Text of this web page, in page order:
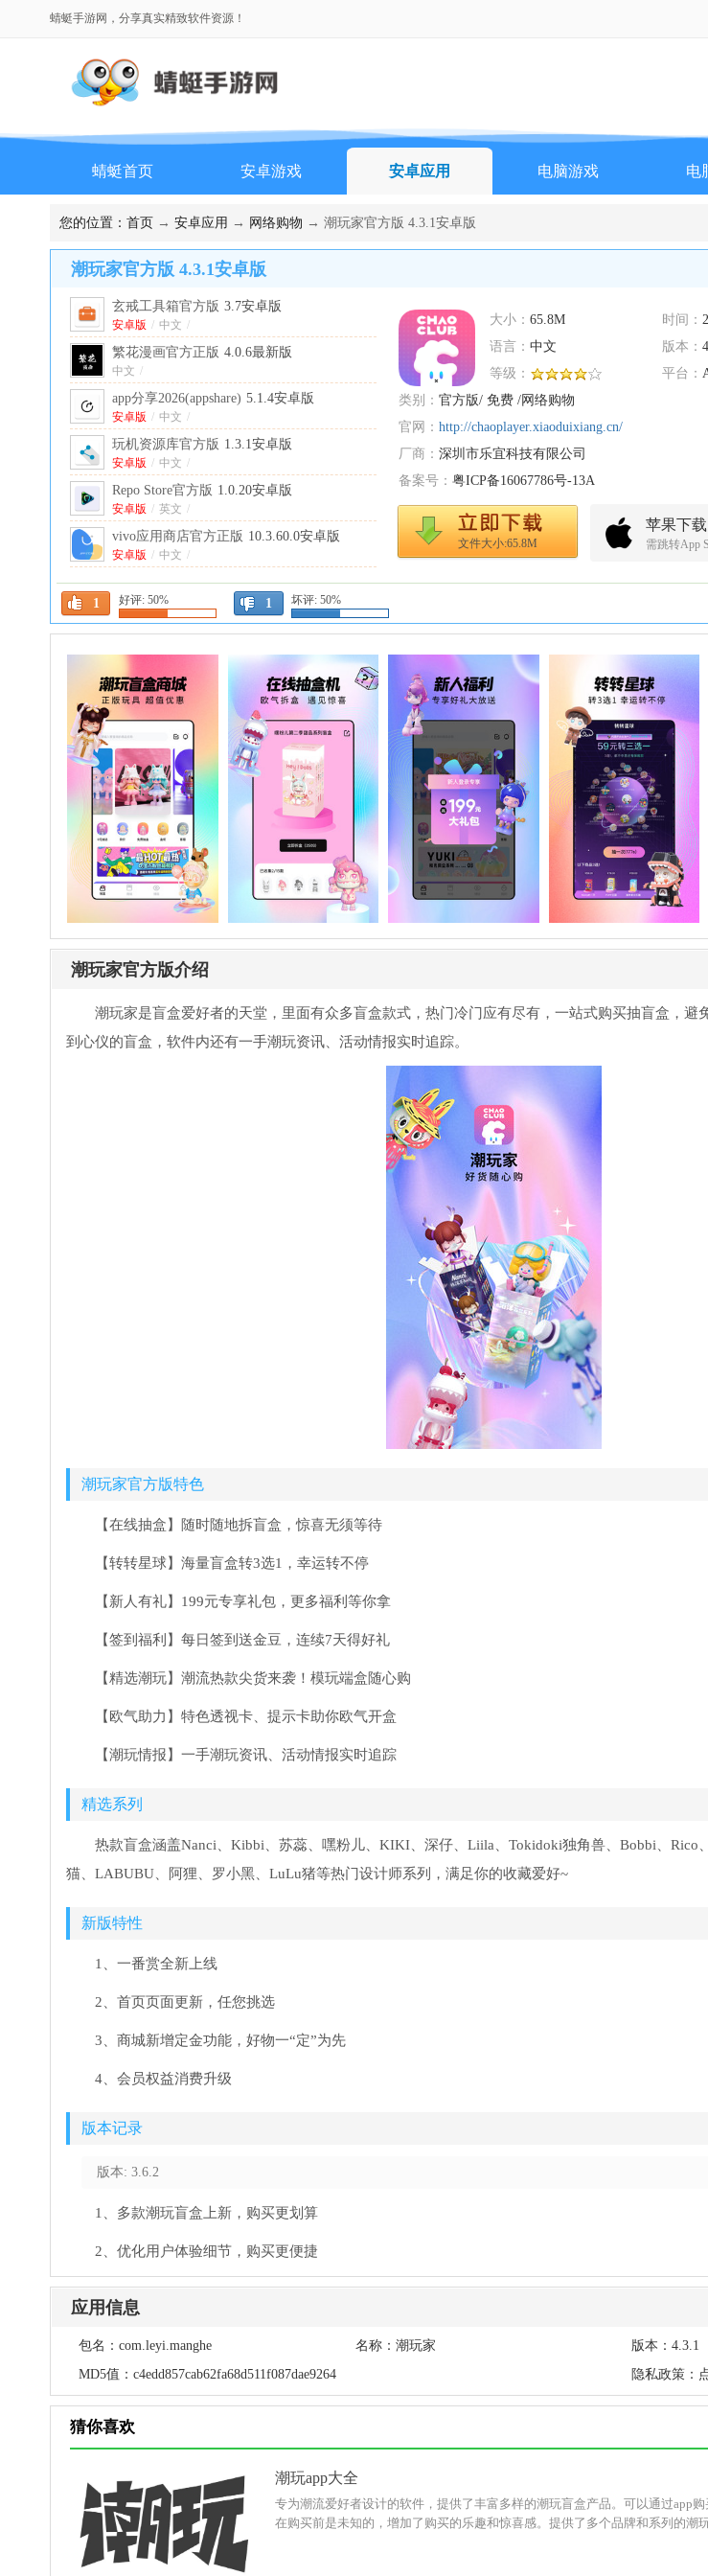
蜻蜓手游网，分享真实精致软件资源！
蜻蜓首页 安卓游戏 安卓应用 电脑游戏 电
排行榜
您的位置： 首页 → 安卓应用 → 网络购物 → 潮玩家官方版 4.3.1安卓版
潮玩家官方版 4.3.1安卓版
大小： 65.8M 时间：
语言： 中文 版本：
等级：
平台：
类别： 官方版/ 免费 /网络购物
官网： http://chaoplayer.xiaoduixiang.cn/
厂商： 深圳市乐宜科技有限公司
备案号： 粤ICP备16067786号-13A
文件大小:65.8M
苹果下载
需跳转App
1 好评: 50% 1 坏评: 50%
玄戒工具箱官方版 3.7安卓版
安卓版 / 中文 /
繁花漫画官方正版 4.0.6最新版
中文 /
app分享2026(appshare) 5.1.4安卓版
安卓版 / 中文 /
玩机资源库官方版 1.3.1安卓版
安卓版 / 中文 /
Repo Store官方版 1.0.20安卓版
安卓版 / 英文 /
vivo应用商店官方正版 10.3.60.0安卓版
安卓版 / 中文 /
二三三乐园游戏盒 4.86.0.0-4858767最新版
本
中文 /
湖南省干部教育培训网络学院官方版
ourplay原谷歌空间安卓免费 8.6.3最新版
中文 /
ourplay手游加速器官方版 8.6.3最新版
中文
潮玩家官方版介绍
潮玩家是盲盒爱好者的天堂，里面有众多盲盒款式，热门冷门应有尽有，一站式购买抽盲盒，避
到心仪的盲盒，软件内还有一手潮玩资讯、活动情报实时追踪。
潮玩家官方版特色
【在线抽盒】随时随地拆盲盒，惊喜无须等待
【转转星球】海量盲盒转3选1，幸运转不停
【新人有礼】199元专享礼包，更多福利等你拿
【签到福利】每日签到送金豆，连续7天得好礼
【精选潮玩】潮流热款尖货来袭！模玩端盒随心购
【欧气助力】特色透视卡、提示卡助你欧气开盒
【潮玩情报】一手潮玩资讯、活动情报实时追踪
精选系列
热款盲盒涵盖Nanci、Kibbi、苏蕊、嘿粉儿、KIKI、深仔、Liila、Tokidoki独角兽、Bobbi、Rico
猫、LABUBU、阿狸、罗小黑、LuLu猪等热门设计师系列，满足你的收藏爱好~
新版特性
1、一番赏全新上线
2、首页页面更新，任您挑选
3、商城新增定金功能，好物一“定”为先
4、会员权益消费升级
版本记录
版本: 3.6.2
1、多款潮玩盲盒上新，购买更划算
2、优化用户体验细节，购买更便捷
应用信息
包名： com.leyi.manghe 名称： 潮玩家 版本：4.3.1
MD5值： c4edd857cab62fa68d511f087dae9264 隐私政策：
猜你喜欢
潮玩app大全
专为潮流爱好者设计的软件，提供了丰富多样的潮玩盲盒产品。可以通过app
在购买前是未知的，增加了购买的乐趣和惊喜感。提供了多个品牌和系列的潮